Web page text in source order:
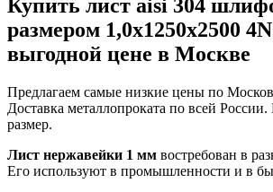
Купить лист aisi 304
размером 1,0х1250х2500
выгодной цене в Москве
Предлагаем самые низкие цены по
Доставка металлопроката по всей России.
размер.
Лист нержавейки 1 мм востребован в
Его используют в промышленности и в